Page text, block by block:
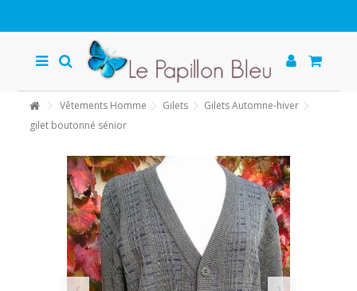
Vêtements Homme Gilets
Gilets Automne-hiver
gilet boutonné sénior